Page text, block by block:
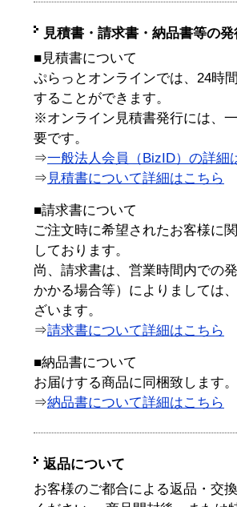
見積書・請求書・納品書等の
■見積書について
ぷらっとオンラインでは、24時
することができます。
※オンライン見積書発行には、
要です。
⇒一般法人会員（BizID）の詳細
⇒ 見積書について詳細はこちら
■請求書について
ご注文時に希望されたお客様に
しております。
尚、請求書は、営業時間内での
かかる場合等）によりましては
ざいます。
⇒請求書について詳細はこちら
■納品書について
お届けする商品に同梱致します。
⇒納品書について詳細はこちら
返品について
お客様のご都合による返品・交